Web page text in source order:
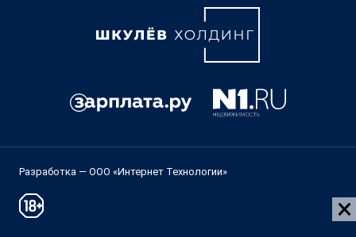
Разработка — ООО «Интернет Технологии»